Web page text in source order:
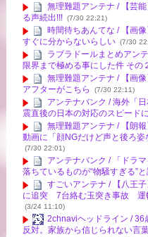
無理難題アンテナ / 【芸
る声続出!!! (7/30 22:21)
時間待ちあんてな / 【画
すぐに分からないらしい (7/30
ラブラドールまとめアン
限界まで極める事にした件 その
無理難題アンテナ / 【画
アフターがこちら
(7/30 22:11)
アンテナバンク / 海外「
震直後の日本の対応のスピード
無理難題アンテナ / 【朗
動画に「顔NGだけど声と後ろ
(7/30 22:01)
アンテナバンク / 「ドラ
落ちているものが“物騒すぎる”
すごいアンテナ / 【八王
に追突 7台絡む玉突き事故 運
(3/24 11:10)
2chnaviヘッドライン / 36
反対。家族から信じられない言